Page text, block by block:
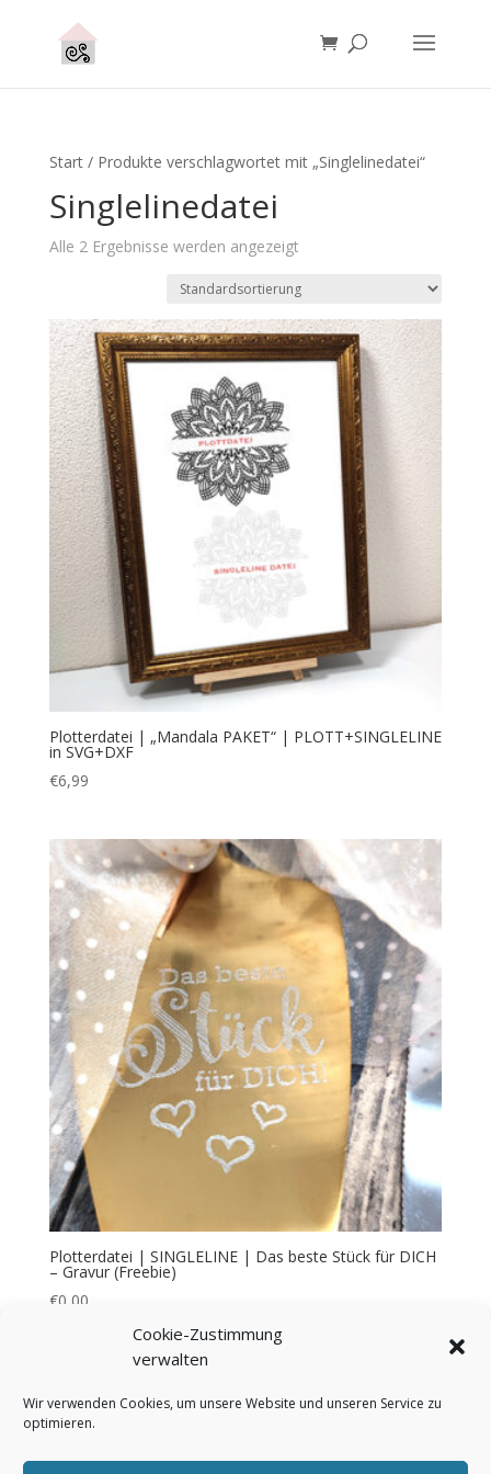
Cookie-Zustimmung
verwalten
Wir verwenden Cookies, um unsere Website und unseren Service zu
optimieren.
Start/ Produkte verschlagwortet mit „Singlelinedatei“
Singlelinedatei
Alle 2 Ergebnisse werden angezeigt
Plotterdatei | „Mandala PAKET“ | PLOTT+SINGLELINE
in SVG+DXF
€6,99
Plotterdatei | SINGLELINE | Das beste Stück für DICH
– Gravur (Freebie)
€0,00
AGB
Impressum Über mich Kontakt